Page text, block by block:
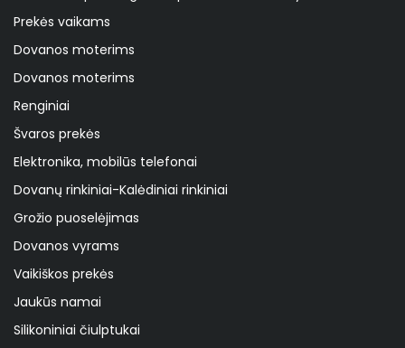
Prekės vaikams
Dovanos moterims
Dovanos moterims
Renginiai
Švaros prekės
Elektronika, mobilūs telefonai
Dovanų rinkiniai-Kalėdiniai rinkiniai
Grožio puoselėjimas
Dovanos vyrams
Vaikiškos prekės
Jaukūs namai
Silikoniniai čiulptukai